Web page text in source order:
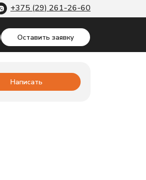
Оставить заявку
+375 (29) 261-26-60
Написать